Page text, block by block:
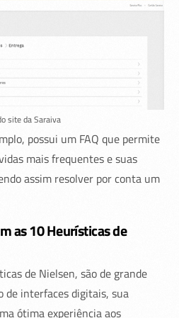
site da Saraiva
possui um FAQ que permite
mais frequentes e suas
assim resolver por conta um
as 10 Heurísticas de
de Nielsen, são de grande
de interfaces digitais, sua
ótima experiência aos